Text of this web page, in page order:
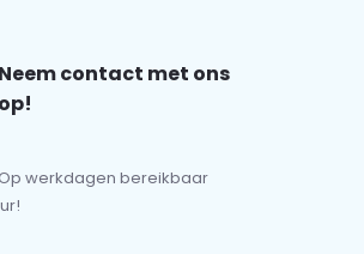
Neem contact met ons
op!
Op werkdagen bereikbaar